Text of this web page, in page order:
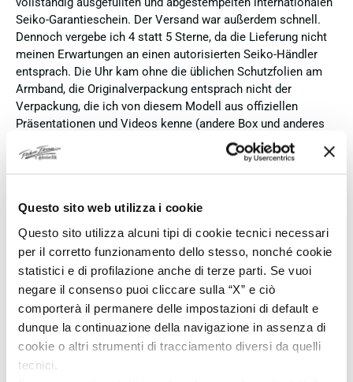
Questo sito web utilizza i cookie
Questo sito utilizza alcuni tipi di cookie tecnici necessari
per il corretto funzionamento dello stesso, nonché cookie
statistici e di profilazione anche di terze parti. Se vuoi
negare il consenso puoi cliccare sulla “X” e ciò
comporterà il permanere delle impostazioni di default e
dunque la continuazione della navigazione in assenza di
cookie o altri strumenti di tracciamento diversi da quelli
tecnici.
Seiko-Garantieschein. Der Versand war außerdem schnell.
Dennoch vergebe ich 4 statt 5 Sterne, da die Lieferung nicht
meinen Erwartungen an einen autorisierten Seiko-Händler
entsprach. Die Uhr kam ohne die üblichen Schutzfolien am
Armband, die Originalverpackung entsprach nicht der
Verpackung, die ich von diesem Modell aus offiziellen
Präsentationen und Videos kenne (andere Box und anderes
Uhrenkissen), und auch die Seiko-Hangtags mit
Modellinformationen fehlten. Die Uhr selbst ist in neuem
erwartet, dass sie mit der vollständigen Originalpräsentation
geliefert wird. Insgesamt empfehle ich den Händler aufgrund
des guten Preises und der seriösen Abwicklung, hoffe
jedoch, dass bei zukünftigen Bestellungen mehr Wert auf
eine vollständige und originale Präsentation gelegt wird.
Verifizierter Käufer
Vor 5 Tagen